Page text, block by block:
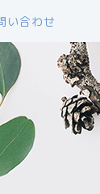
い合わせ